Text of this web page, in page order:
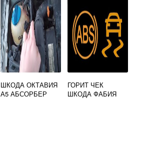
ШКОДА ОКТАВИЯ
А5 АБСОРБЕР
ГОРИТ ЧЕК
ШКОДА ФАБИЯ